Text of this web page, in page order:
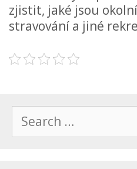
zjistit, jaké jsou
stravování a jiné
for: